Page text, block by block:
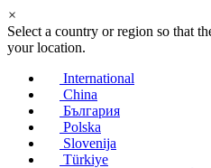
×
Select a country or region so that
your location.
International
China
България
Polska
Slovenija
Türkiye